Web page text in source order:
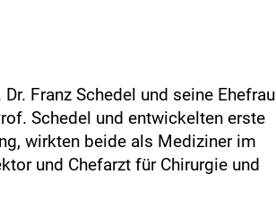
Franz Schedel und seine Ehefrau
Schedel und entwickelten erste
wirkten beide als Mediziner im
und Chefarzt für Chirurgie und